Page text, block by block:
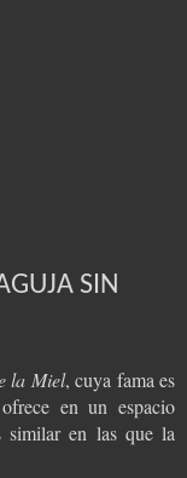
SIN
la Miel, cuya fama es
ofrece en un espacio
similar en las que la